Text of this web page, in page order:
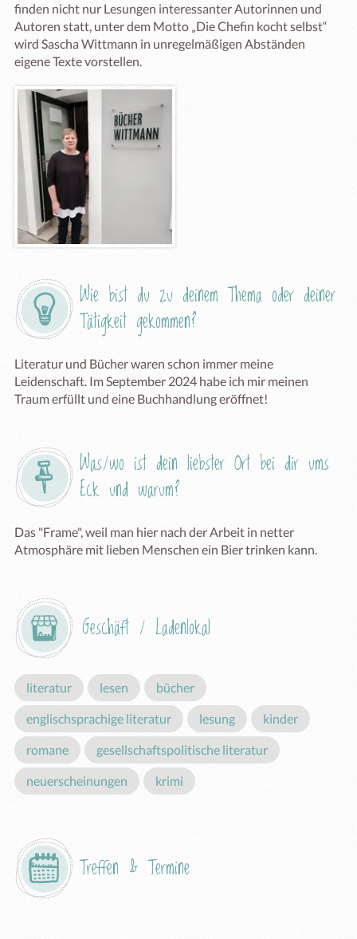
finden nicht nur Lesungen interessanter Autorinnen und
Autoren statt, unter dem Motto „Die Chefin kocht selbst“
wird Sascha Wittmann in unregelmäßigen Abständen
Wie bist du zu deinem Thema oder deiner
Tätigkeit gekommen?
Literatur und Bücher waren schon immer meine
Leidenschaft. Im September 2024 habe ich mir meinen
Traum erfüllt und eine Buchhandlung eröffnet!
Was/wo ist dein liebster Ort bei dir ums
Eck und warum?
Das "Frame", weil man hier nach der Arbeit in netter
Atmosphäre mit lieben Menschen ein Bier trinken kann.
Geschäft / Ladenlokal
literatur lesen bücher
englischsprachige literatur lesung kinder
romane gesellschaftspolitische literatur
neuerscheinungen krimi
Treffen & Termine